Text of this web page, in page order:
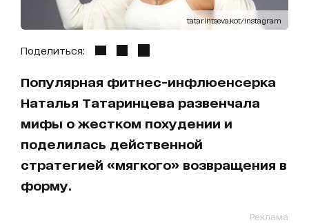
tatarintseva.kot/Instagram
Поделиться:
Популярная фитнес-инфлюенсерка
Наталья Татаринцева развенчала
мифы о жестком похудении и
поделилась действенной
стратегией «мягкого» возвращения в
форму.
Реклама